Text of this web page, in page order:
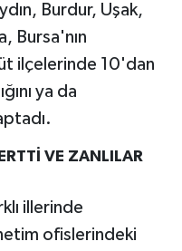
Burdur, Uşak,
Bursa'nın
ilçelerinde 10'dan
ya da
VE ZANLILAR
illerinde
ofislerindeki